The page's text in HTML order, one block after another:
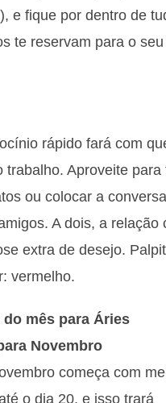
e fique por dentro de
te reservam para o
rápido fará com
trabalho. Aproveite para
ou colocar a
A dois, a relação
extra de desejo.
vermelho.
mês para Áries
Novembro
começa com
o dia 20, e isso trará